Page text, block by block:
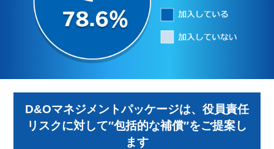
D&Oマネジメントパッケージは、役員責任
リスクに対して″包括的な補償″をご提案し
ます